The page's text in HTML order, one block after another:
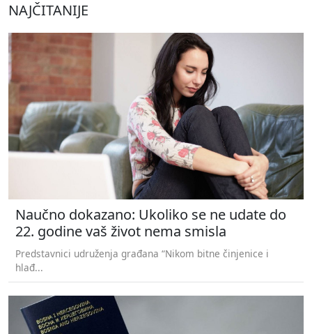
NAJČITANIJE
Naučno dokazano: Ukoliko se ne udate do
22. godine vaš život nema smisla
Predstavnici udruženja građana “Nikom bitne činjenice i
hlađ...